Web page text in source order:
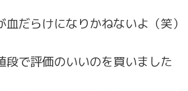
だらけになりかねないよ（笑）
で評価のいいのを買いました